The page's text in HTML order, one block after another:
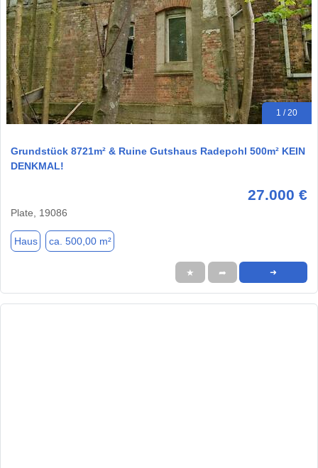
1 / 20
Grundstück 8721m² & Ruine Gutshaus Radepohl 500m² KEIN
DENKMAL!
27.000 €
Plate, 19086
Haus ca. 500,00 m²
★ ➦ ➜